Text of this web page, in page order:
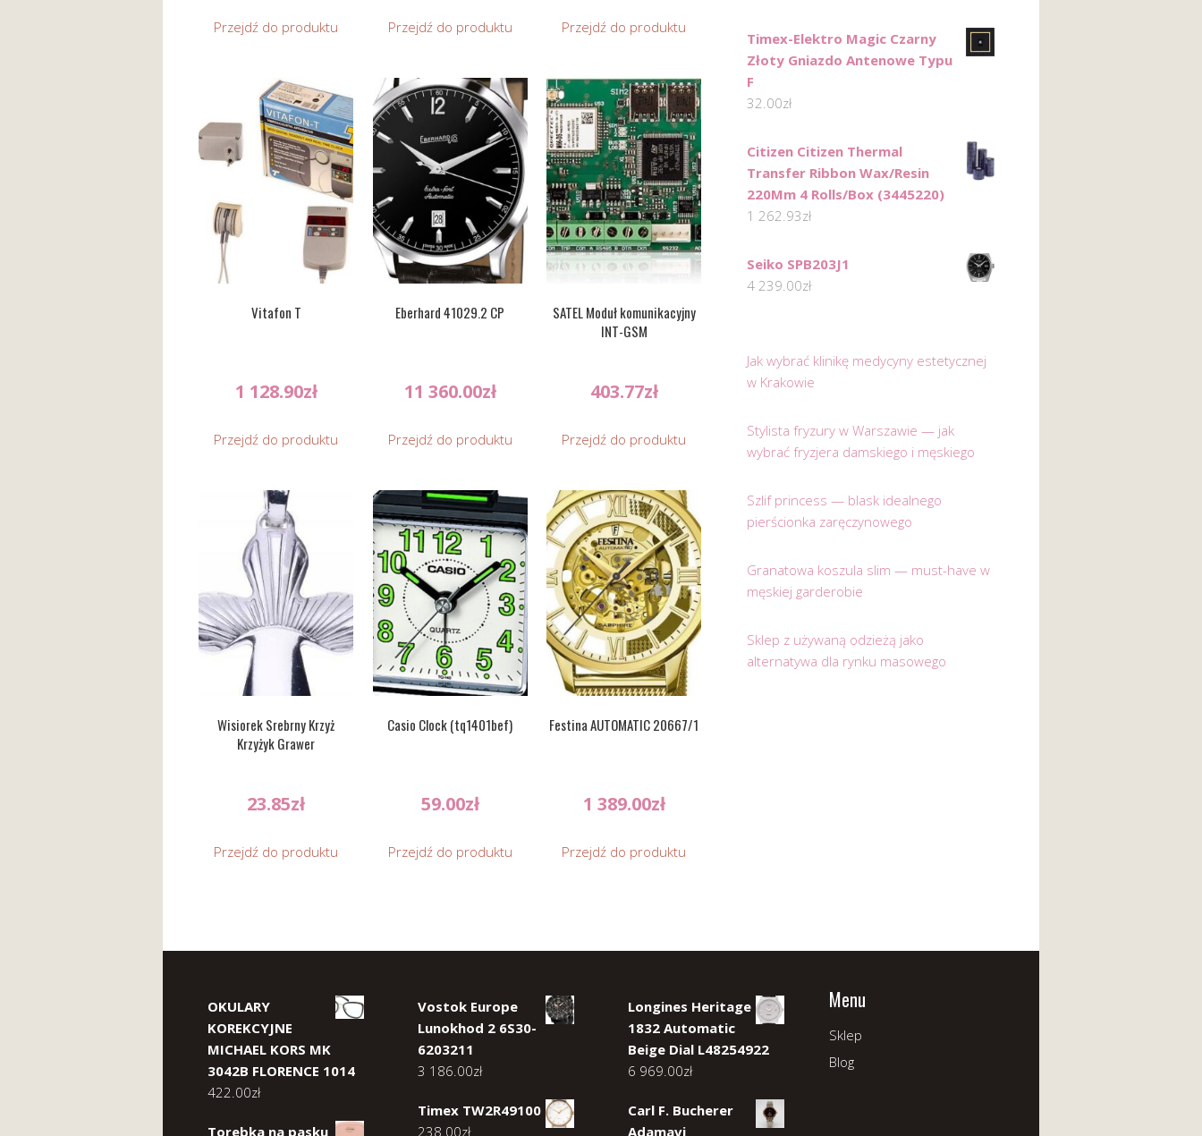
Przejdź do produktu Przejdź do produktu Przejdź do produktu
Vitafon T
1 128.90zł
Przejdź do produktu
Eberhard 41029.2 CP
11 360.00zł
Przejdź do produktu
SATEL Moduł komunikacyjny
INT-GSM
403.77zł
Przejdź do produktu
Wisiorek Srebrny Krzyż
Krzyżyk Grawer
23.85zł
Przejdź do produktu
Casio Clock (tq1401bef)
59.00zł
Przejdź do produktu
Festina AUTOMATIC 20667/1
1 389.00zł
Przejdź do produktu
Timex-Elektro Magic Czarny
Złoty Gniazdo Antenowe Typu
F
32.00zł
Citizen Citizen Thermal
Transfer Ribbon Wax/Resin
220Mm 4 Rolls/Box (3445220)
1 262.93zł
Seiko SPB203J1
4 239.00zł
Jak wybrać klinikę medycyny estetycznej
w Krakowie
Stylista fryzury w Warszawie — jak
wybrać fryzjera damskiego i męskiego
Szlif princess — blask idealnego
pierścionka zaręczynowego
Granatowa koszula slim — must-have w
męskiej garderobie
Sklep z używaną odzieżą jako
alternatywa dla rynku masowego
OKULARY
KOREKCYJNE
MICHAEL KORS MK
3042B FLORENCE 1014
422.00zł
Torebka na pasku
Vostok Europe
Lunokhod 2 6S30-
6203211
3 186.00zł
Timex TW2R49100
238.00zł
Longines Heritage
1832 Automatic
Beige Dial L48254922
6 969.00zł
Carl F. Bucherer
Adamavi
Menu
Sklep
Blog